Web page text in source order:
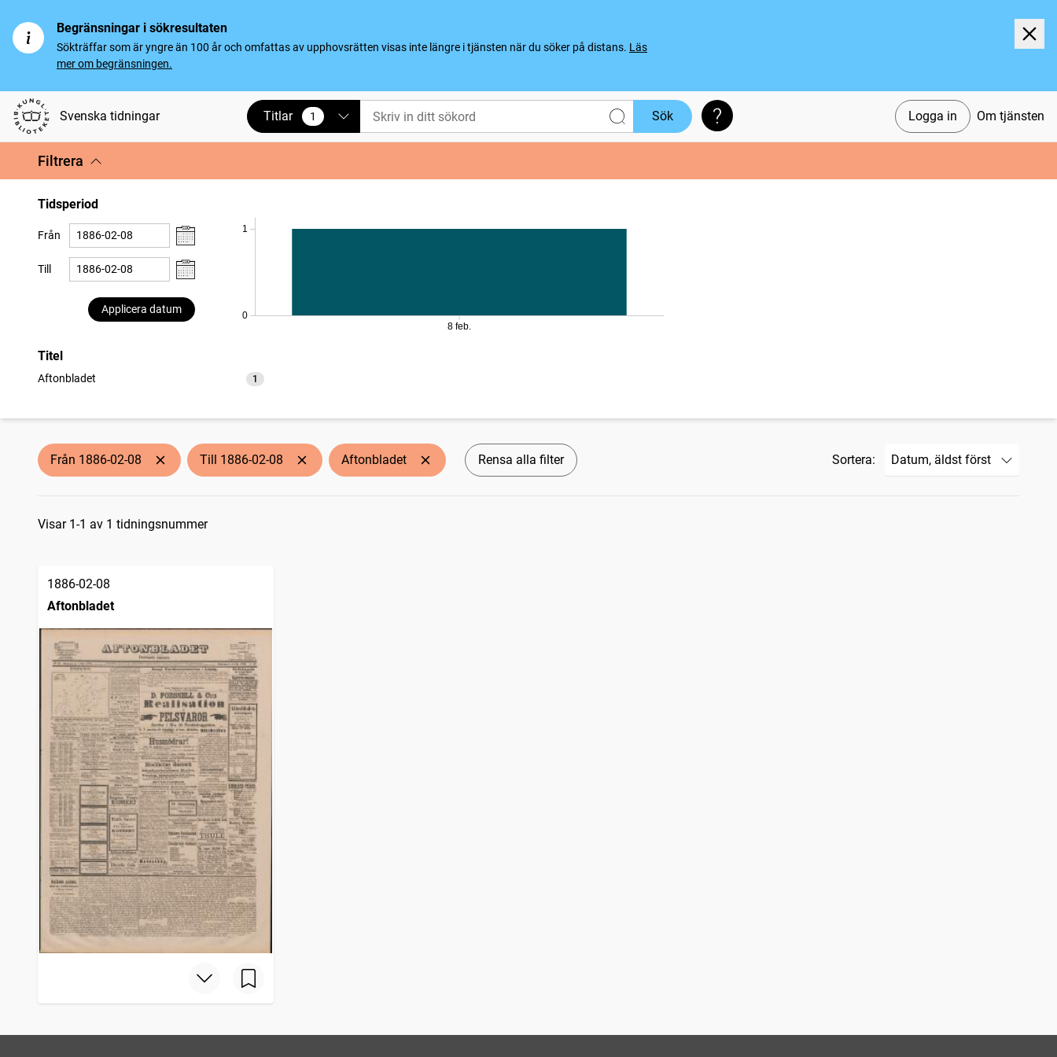
Begränsningar i sökresultaten
Sökträffar som är yngre än 100 år och omfattas av upphovsrätten visas inte längre i tjänsten när du söker på distans. Läs
mer om begränsningen.
Svenska tidningar Logga in Om tjänsten
Titlar 1
vald Sök Söktips
Filtrera
Tidsperiod
Från
Till
Applicera datum
0
1
8 feb.
Titel
Aftonbladet 1
träffar
Från 1886-02-08 Till 1886-02-08 Aftonbladet Rensa alla filter Sortera:
Sökresultat
Visar 1-1 av 1 tidningsnummer
1886-02-08
Aftonbladet